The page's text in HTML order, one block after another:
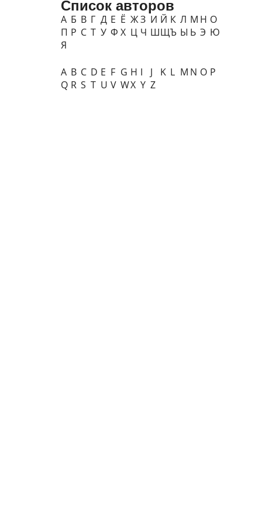
Список авторов
А Б В Г Д Е Ё ЖЗ И Й К Л М Н О
П Р С Т У Ф Х Ц Ч ШЩЪ Ы Ь Э Ю
Я
A B C D E F G H I J K L M N O P
Q R S T U V WX Y Z